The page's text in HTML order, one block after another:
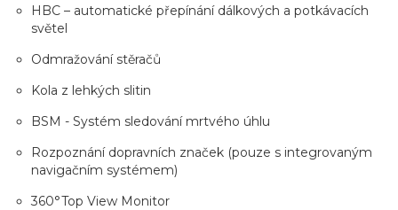
HBC – automatické přepínání dálkových a potkávacích
světel
Odmražování stěračů
Kola z lehkých slitin
BSM - Systém sledování mrtvého úhlu
Rozpoznání dopravních značek (pouze s integrovaným
navigačním systémem)
360°Top View Monitor